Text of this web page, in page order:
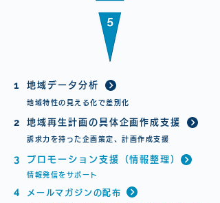
1 地域データ分析
地域特性の見える化で差別化
地域再生計画の​具体企画作成支援
2
訴求力を持った企画策定、計画作成支援
プロモーション支援（情報整理）
情報発信をサポート
3
メールマガジンの配布
4